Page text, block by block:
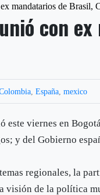
mandatarios de Brasil,
con
,España ,mexico
este viernes en
y del Gobierno
regionales, la
visión de la política